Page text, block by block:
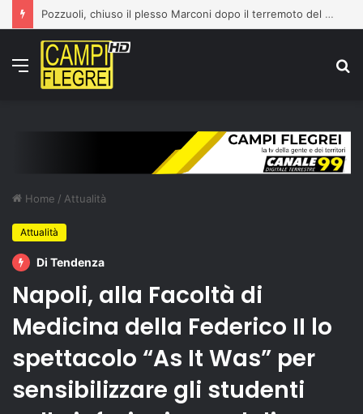
Pozzuoli, chiuso il plesso Marconi dopo il terremoto del 31 luglio: edificio dichiarato inagibile
Menu
Home / Attualità
Attualità
Di Tendenza
Napoli, alla Facoltà di
Medicina della Federico II lo
spettacolo “As It Was” per
sensibilizzare gli studenti